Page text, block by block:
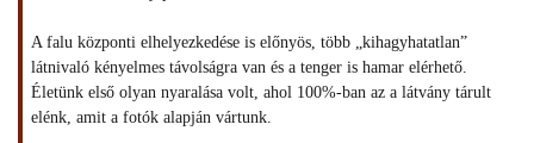
A falu központi elhelyezkedése is előnyös, több „kihagyhatatlan”
látnivaló kényelmes távolságra van és a tenger is hamar elérhető.
Életünk első olyan nyaralása volt, ahol 100%-ban az a látvány tárult
elénk, amit a fotók alapján vártunk.